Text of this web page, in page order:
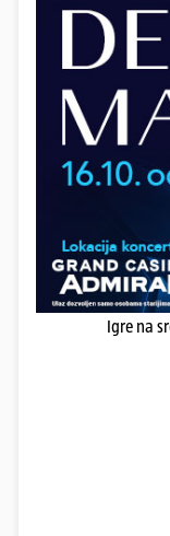
Igre na